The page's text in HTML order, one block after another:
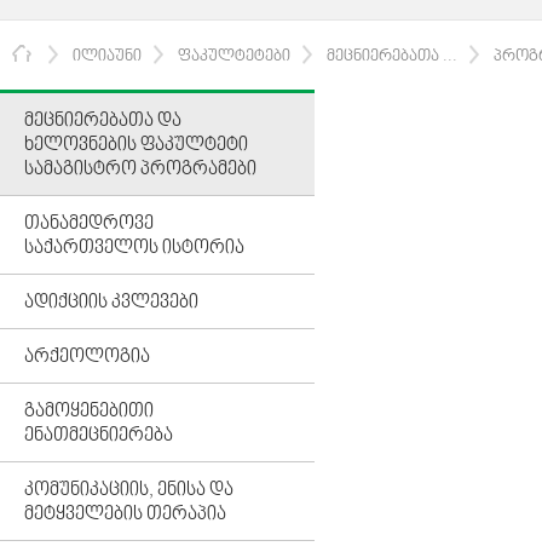
ᲛᲗᲐᲕᲐᲠᲘ
ᲘᲚᲘᲐᲣᲜᲘ ᲤᲐᲙᲣᲚᲢᲔᲢᲔᲑᲘ ᲛᲔᲪᲜᲘᲔᲠᲔᲑᲐᲗᲐ ...
ᲛᲔᲪᲜᲘᲔᲠᲔᲑᲐᲗᲐ ᲓᲐ
ᲮᲔᲚᲝᲕᲜᲔᲑᲘᲡ ᲤᲐᲙᲣᲚᲢᲔᲢᲘ
ᲡᲐᲛᲐᲒᲘᲡᲢᲠᲝ ᲞᲠᲝᲒᲠᲐᲛᲔᲑᲘ
ᲗᲐᲜᲐᲛᲔᲓᲠᲝᲕᲔ
ᲡᲐᲥᲐᲠᲗᲕᲔᲚᲝᲡ ᲘᲡᲢᲝᲠᲘᲐ
ᲐᲓᲘᲥᲪᲘᲘᲡ ᲙᲕᲚᲔᲕᲔᲑᲘ
ᲐᲠᲥᲔᲝᲚᲝᲒᲘᲐ
ᲒᲐᲛᲝᲧᲔᲜᲔᲑᲘᲗᲘ
ᲔᲜᲐᲗᲛᲔᲪᲜᲘᲔᲠᲔᲑᲐ
ᲙᲝᲛᲣᲜᲘᲙᲐᲪᲘᲘᲡ, ᲔᲜᲘᲡᲐ ᲓᲐ
ᲛᲔᲢᲧᲕᲔᲚᲔᲑᲘᲡ ᲗᲔᲠᲐᲞᲘᲐ